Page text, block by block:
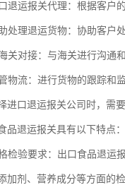
退运报关代理：根据客户
处理退运货物：协助客户
关对接：与海关进行沟通
物流：进行货物的跟踪和
进口退运报关公司时，需
品退运报关具有以下特点：
检验要求：出口食品退运
加剂、营养成分等方面的检